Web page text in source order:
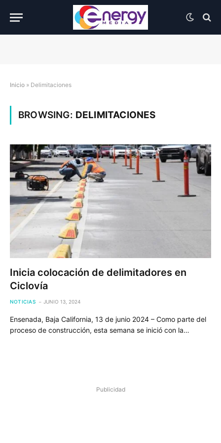
Inicio » Delimitaciones
BROWSING: DELIMITACIONES
Inicia colocación de delimitadores en
Ciclovía
NOTICIAS JUNIO 13, 2024
Ensenada, Baja California, 13 de junio 2024 – Como parte del
proceso de construcción, esta semana se inició con la…
Publicidad